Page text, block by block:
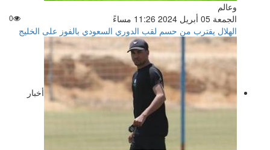
وعالم
الجمعة 05 أبريل 2024 11:26 مساءً
0
الهلال يقترب من حسم لقب الدوري السعودي بالفوز على الخليج
أخبار